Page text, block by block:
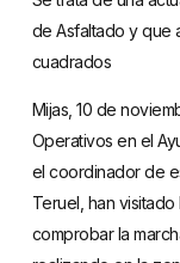
de Asfaltado y que
cuadrados
Mijas, 10 de
Operativos en el
el coordinador de
Teruel, han
comprobar la